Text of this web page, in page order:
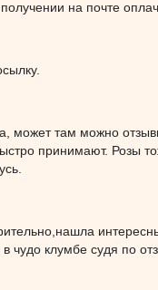
на почте
может там можно
принимают. Розы
чудо клумбе судя по